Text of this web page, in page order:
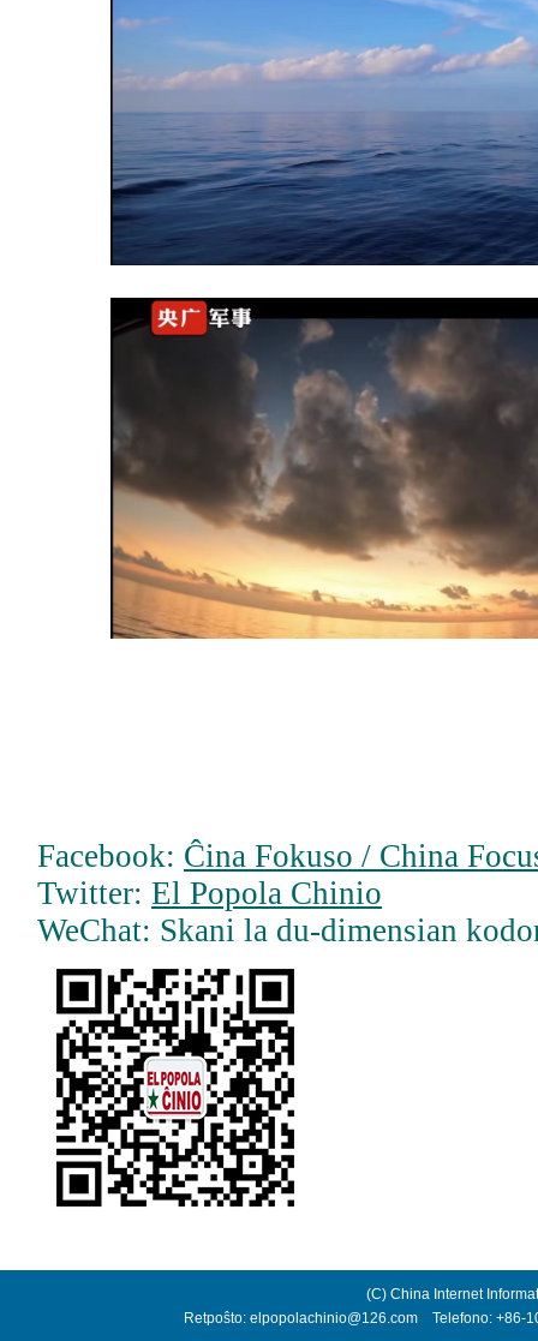
Facebook: Ĉina Fokuso / China
Twitter: El Popola Chinio
WeChat: Skani la du-dimensian
(C) China Internet
Retpoŝto: elpopolachinio@126.com Telefono: +86-